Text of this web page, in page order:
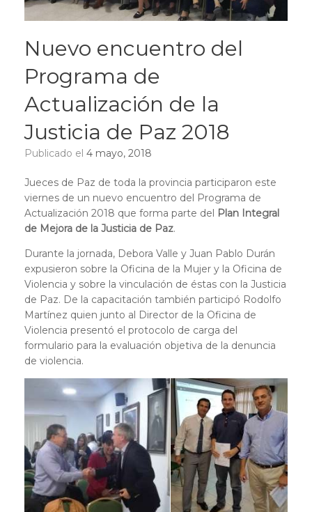
Nuevo encuentro del
Programa de
Actualización de la
Justicia de Paz 2018
Publicado el 4 mayo, 2018
Jueces de Paz de toda la provincia participaron este
viernes de un nuevo encuentro del Programa de
Actualización 2018 que forma parte del Plan Integral
de Mejora de la Justicia de Paz.
Durante la jornada, Debora Valle y Juan Pablo Durán
expusieron sobre la Oficina de la Mujer y la Oficina de
Violencia y sobre la vinculación de éstas con la Justicia
de Paz. De la capacitación también participó Rodolfo
Martínez quien junto al Director de la Oficina de
Violencia presentó el protocolo de carga del
formulario para la evaluación objetiva de la denuncia
de violencia.